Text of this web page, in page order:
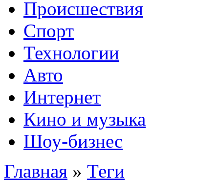
Происшествия
Спорт
Технологии
Авто
Интернет
Кино и музыка
Шоу-бизнес
Главная » Теги